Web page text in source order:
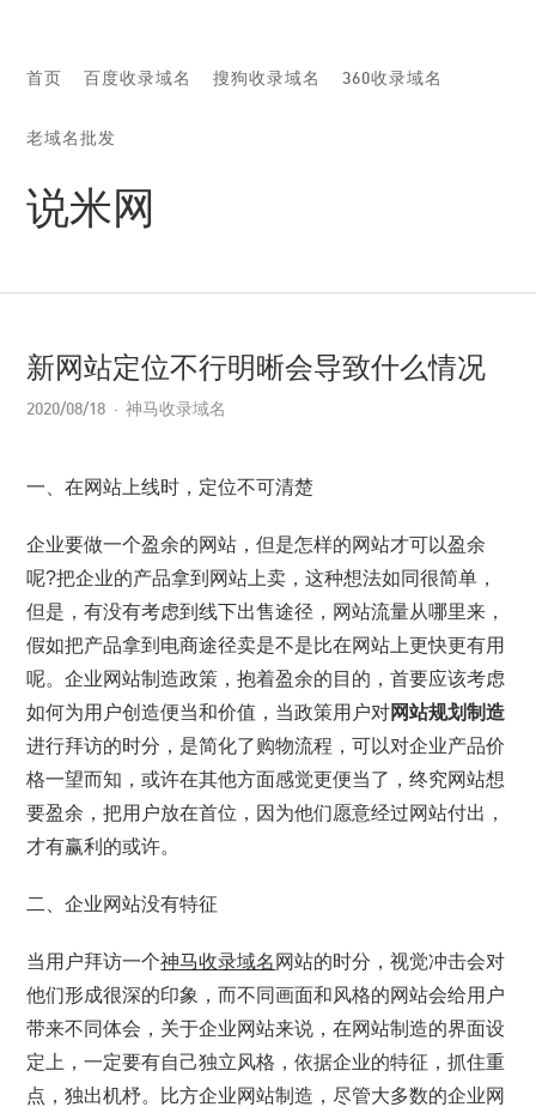
首页 百度收录域名 搜狗收录域名 360收录域名
老域名批发
说米网
新网站定位不行明晰会导致什么情况
2020/08/18 神马收录域名
一、在网站上线时，定位不可清楚
企业要做一个盈余的网站，但是怎样的网站才可以盈余
呢?把企业的产品拿到网站上卖，这种想法如同很简单，
但是，有没有考虑到线下出售途径，网站流量从哪里来，
假如把产品拿到电商途径卖是不是比在网站上更快更有用
呢。企业网站制造政策，抱着盈余的目的，首要应该考虑
如何为用户创造便当和价值，当政策用户对网站规划制造
进行拜访的时分，是简化了购物流程，可以对企业产品价
格一望而知，或许在其他方面感觉更便当了，终究网站想
要盈余，把用户放在首位，因为他们愿意经过网站付出，
才有赢利的或许。
二、企业网站没有特征
当用户拜访一个神马收录域名 网站的时分，视觉冲击会对
他们形成很深的印象，而不同画面和风格的网站会给用户
带来不同体会，关于企业网站来说，在网站制造的界面设
定上，一定要有自己独立风格，依据企业的特征，抓住重
点，独出机杼。比方企业网站制造，尽管大多数的企业网